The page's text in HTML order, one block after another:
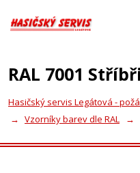
RAL 7001
Hasičský servis Legátová -
Vzorníky barev dle RAL